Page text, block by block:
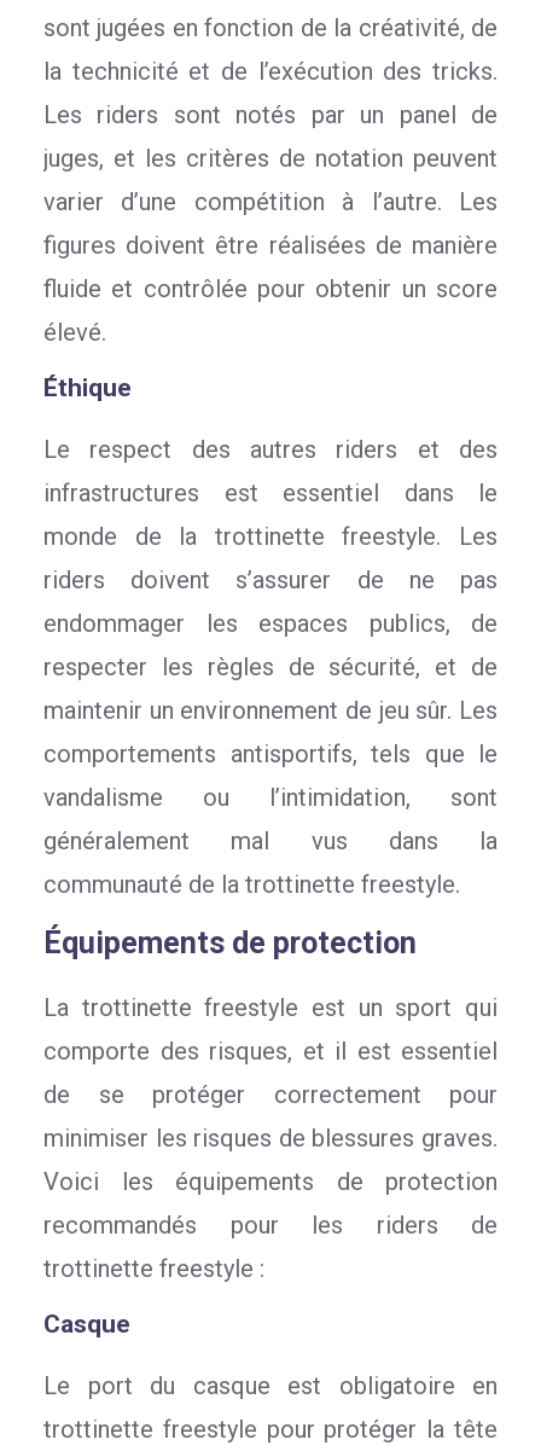
sont jugées en fonction de la créativité, de
la technicité et de l’exécution des tricks.
Les riders sont notés par un panel de
juges, et les critères de notation peuvent
varier d’une compétition à l’autre. Les
figures doivent être réalisées de manière
fluide et contrôlée pour obtenir un score
élevé.
Éthique
Le respect des autres riders et des
infrastructures est essentiel dans le
monde de la trottinette freestyle. Les
riders doivent s’assurer de ne pas
endommager les espaces publics, de
respecter les règles de sécurité, et de
maintenir un environnement de jeu sûr. Les
comportements antisportifs, tels que le
vandalisme ou l’intimidation, sont
généralement mal vus dans la
communauté de la trottinette freestyle.
Équipements de protection
La trottinette freestyle est un sport qui
comporte des risques, et il est essentiel
de se protéger correctement pour
minimiser les risques de blessures graves.
Voici les équipements de protection
recommandés pour les riders de
trottinette freestyle :
Casque
Le port du casque est obligatoire en
trottinette freestyle pour protéger la tête